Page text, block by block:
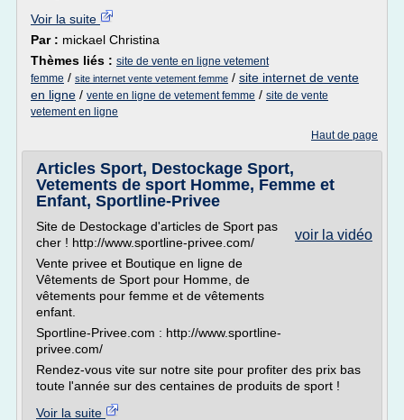
Voir la suite
Par : mickael Christina
Thèmes liés : site de vente en ligne vetement
femme / site internet vente vetement femme / site internet de vente
en ligne / vente en ligne de vetement femme / site de vente
vetement en ligne
Haut de page
Articles Sport, Destockage Sport,
Vetements de sport Homme, Femme et
Enfant, Sportline-Privee
voir la vidéo
Site de Destockage d'articles de Sport pas
cher ! http://www.sportline-privee.com/
Vente privee et Boutique en ligne de
Vêtements de Sport pour Homme, de
vêtements pour femme et de vêtements
enfant.
Sportline-Privee.com : http://www.sportline-
privee.com/
Rendez-vous vite sur notre site pour profiter des prix bas
toute l'année sur des centaines de produits de sport !
Voir la suite